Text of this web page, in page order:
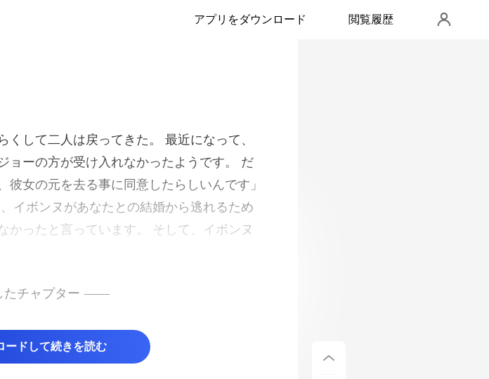
アプリをダウンロード 閲覧履歴
彼女の元を去る事に同意したらしいんです」
イボンヌがあなたとの結婚から逃れるため
ったと言っています。 そして、
。 「ルーさん、オータムの写真を入
チャプター ——
ードして続きを読む